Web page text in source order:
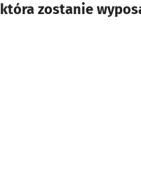
która zostanie